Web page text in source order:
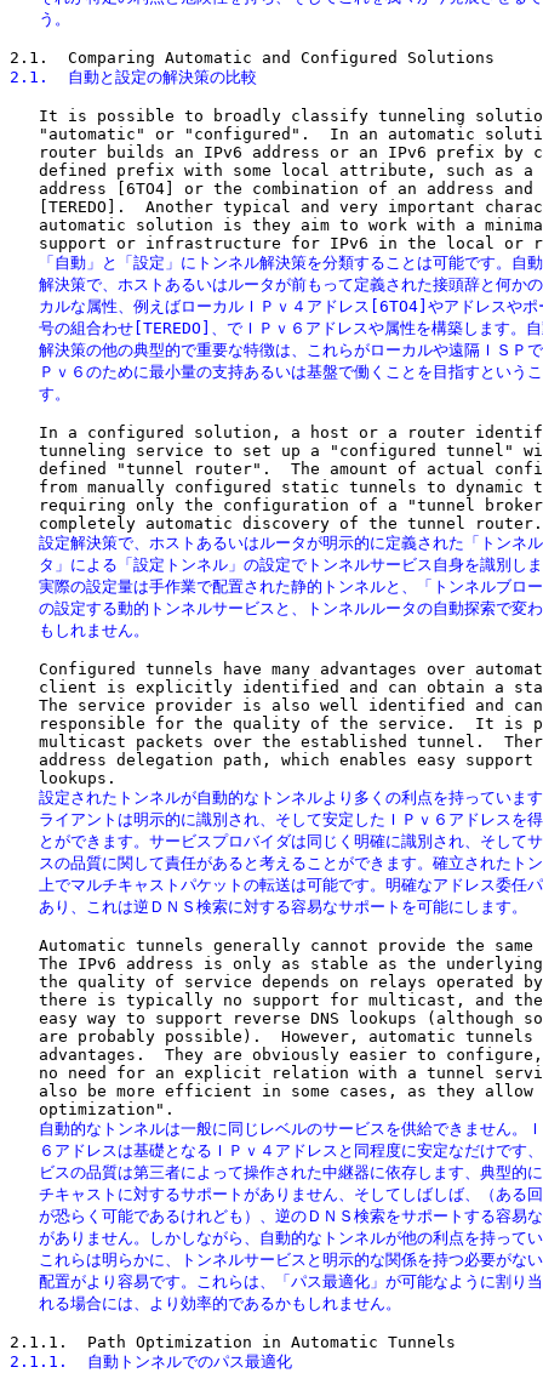
   う。
2.1.  自動と設定の解決策の比較
It is possible to broadly classify tunneling
"automatic" or "configured".  In an automatic
router builds an IPv6 address or an IPv6 prefix by
defined prefix with some local attribute, such as a
address [6TO4] or the combination of an address and
[TEREDO].  Another typical and very important
automatic solution is they aim to work with a
「自動」と「設定」にトンネル解決策を分類することは可能です。自
解決策で、ホストあるいはルータが前もって定義された接頭辞と何か
カルな属性、例えばローカルＩＰｖ４アドレス[6TO4]やアドレスやポ
号の組合わせ[TEREDO]、でＩＰｖ６アドレスや属性を構築します。
解決策の他の典型的で重要な特徴は、これらがローカルや遠隔ＩＳＰ
Ｐｖ６のために最小量の支持あるいは基盤で働くことを目指すという
   す。
In a configured solution, a host or a router
tunneling service to set up a "configured tunnel"
defined "tunnel router".  The amount of actual
from manually configured static tunnels to dynamic
requiring only the configuration of a "tunnel
設定解決策で、ホストあるいはルータが明示的に定義された「トンネ
タ」による「設定トンネル」の設定でトンネルサービス自身を識別し
実際の設定量は手作業で配置された静的トンネルと、「トンネルブロ
の設定する動的トンネルサービスと、トンネルルータの自動探索で変
   もしれません。
Configured tunnels have many advantages over
client is explicitly identified and can obtain a
The service provider is also well identified and
responsible for the quality of the service.  It is
multicast packets over the established tunnel.
address delegation path, which enables easy support
設定されたトンネルが自動的なトンネルより多くの利点を持っていま
ライアントは明示的に識別され、そして安定したＩＰｖ６アドレスを
とができます。サービスプロバイダは同じく明確に識別され、そして
スの品質に関して責任があると考えることができます。確立されたト
上でマルチキャストパケットの転送は可能です。明確なアドレス委任
   あり、これは逆ＤＮＳ検索に対する容易なサポートを可能にします。
Automatic tunnels generally cannot provide the same
The IPv6 address is only as stable as the
the quality of service depends on relays operated
there is typically no support for multicast, and
easy way to support reverse DNS lookups (although
are probably possible).  However, automatic tunnels
advantages.  They are obviously easier to
no need for an explicit relation with a tunnel
also be more efficient in some cases, as they allow
自動的なトンネルは一般に同じレベルのサービスを供給できません。
６アドレスは基礎となるＩＰｖ４アドレスと同程度に安定なだけです
ビスの品質は第三者によって操作された中継器に依存します、典型的
チキャストに対するサポートがありません、そしてしばしば、（ある
が恐らく可能であるけれども）、逆のＤＮＳ検索をサポートする容易
がありません。しかしながら、自動的なトンネルが他の利点を持って
これらは明らかに、トンネルサービスと明示的な関係を持つ必要がな
配置がより容易です。これらは、「パス最適化」が可能なように割り
   れる場合には、より効率的であるかもしれません。
2.1.1.  自動トンネルでのパス最適化